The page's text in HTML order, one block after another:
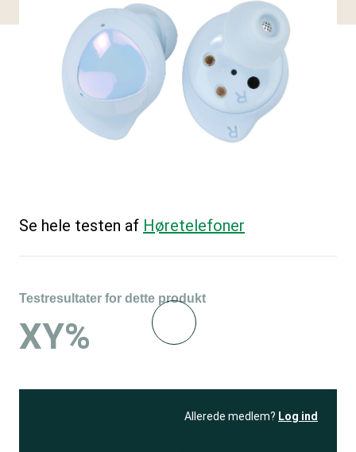
Se hele testen af Høretelefoner
Testresultater for dette produkt
XY%
Allerede medlem? Log ind